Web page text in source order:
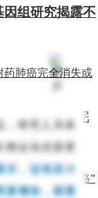
，研究人员发
期运动后甜菜
示，运动后小
显增加，甜菜
组研究揭露不
耐药肺癌完